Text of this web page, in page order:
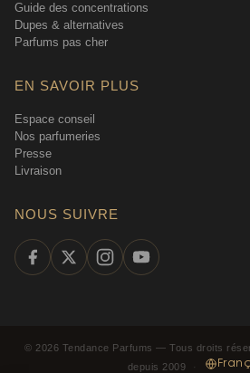
Guide des concentrations
Dupes & alternatives
Parfums pas cher
EN SAVOIR PLUS
Espace conseil
Nos parfumeries
Presse
Livraison
NOUS SUIVRE
© 2026 Tendance Parfums — Tous droits
depuis 2009
·